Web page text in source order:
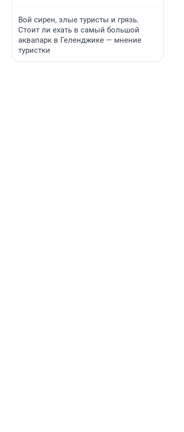
Вой сирен, злые туристы и грязь.
Стоит ли ехать в самый большой
аквапарк в Геленджике — мнение
туристки